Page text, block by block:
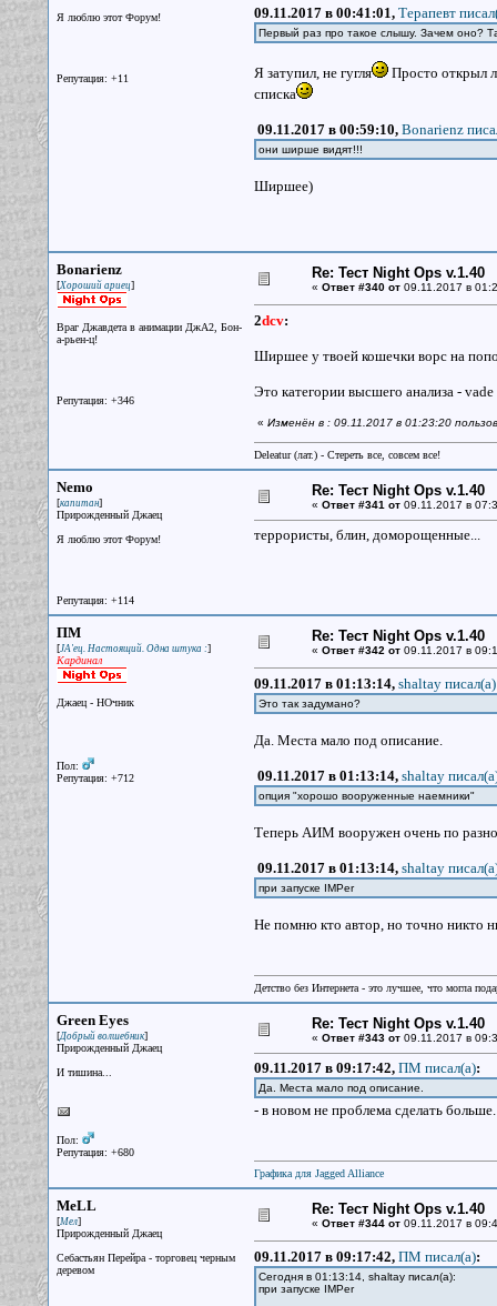
Я люблю этот Форум!
Репутация: +11
09.11.2017 в 00:41:01, Терапевт
Первый раз про такое слышу. Зачем оно?
Я затупил, не гугля
Просто открыл
списка
09.11.2017 в 00:59:10, Bonarienz
они ширше видят!!!
Ширшее)
Bonarienz
[Хороший ариец]
Враг Джавдета в анимации ДжА2, Бон-
а-рьен-ц!
Репутация: +346
Re: Тест Night Ops v.1.40
« Ответ #340 от09.11.2017 в
2dcv:
Ширшее у твоей кошечки ворс на
Это категории высшего анализа -
« Изменён в : 09.11.2017 в 01:23:20
Deleatur (лат.) - Стереть все, совсем все!
Nemo
[капитан]
Прирожденный Джаец
Я люблю этот Форум!
Репутация: +114
Re: Тест Night Ops v.1.40
« Ответ #341 от09.11.2017 в
террористы, блин, доморощенные...
ПМ
[JA'ец. Настоящий. Одна штука :]
Кардинал
Джаец - НОчник
Пол:
Репутация: +712
Re: Тест Night Ops v.1.40
« Ответ #342 от09.11.2017 в
09.11.2017 в 01:13:14, shaltay писал(a)
Это так задумано?
Да. Места мало под описание.
09.11.2017 в 01:13:14, shaltay
опция "хорошо вооруженные наемники"
Теперь АИМ вооружен очень по
09.11.2017 в 01:13:14, shaltay
при запуске IMPer
Не помню кто автор, но точно никто
Детство без Интернета - это лучшее, что могла
Green Eyes
[Добрый волшебник]
Прирожденный Джаец
И тишина...
Пол:
Репутация: +680
Re: Тест Night Ops v.1.40
« Ответ #343 от09.11.2017 в
09.11.2017 в 09:17:42, ПМ писал(a):
Да. Места мало под описание.
- в новом не проблема сделать
Графика для Jagged Alliance
MeLL
[Мел]
Прирожденный Джаец
Себастьян Перейра - торговец черным
деревом
Re: Тест Night Ops v.1.40
« Ответ #344 от09.11.2017 в
09.11.2017 в 09:17:42, ПМ писал(a):
Сегодня в 01:13:14, shaltay писал(a):
при запуске IMPer